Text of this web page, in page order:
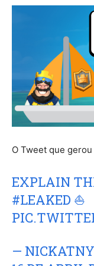
O Tweet que
EXPLAIN
#LEAKED ⛵
—